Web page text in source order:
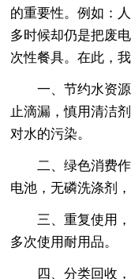
的重要性。例如：
多时候却仍是把废
次性餐具。在此，
一、节约水资
止滴漏，慎用清洁
对水的污染。
二、绿色消费
电池，无磷洗涤剂
三、重复使用
多次使用耐用品。
四、分类回收